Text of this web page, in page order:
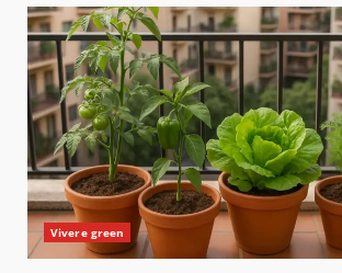
Vivere green